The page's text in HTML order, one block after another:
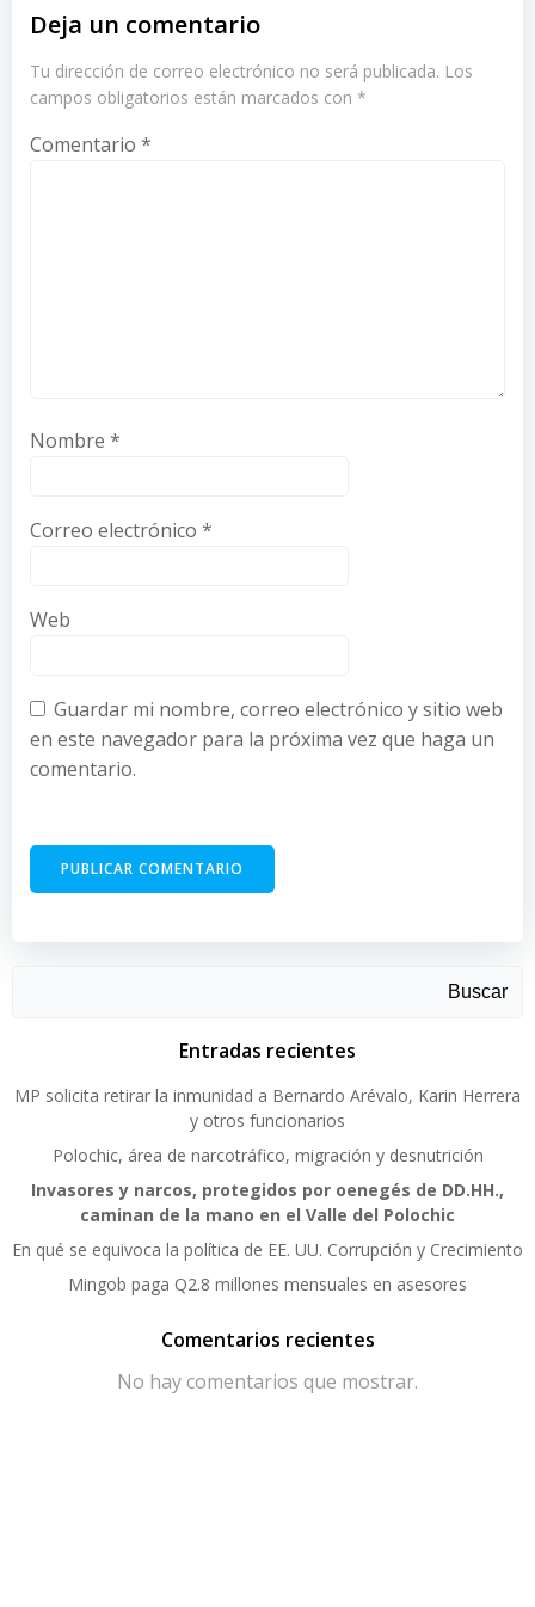
Deja un comentario
Tu dirección de correo electrónico no será publicada. Los
campos obligatorios están marcados con *
Comentario *
Nombre *
Correo electrónico *
Web
Guardar mi nombre, correo electrónico y sitio web
en este navegador para la próxima vez que haga un
comentario.
Buscar
Entradas recientes
MP solicita retirar la inmunidad a Bernardo Arévalo, Karin Herrera
y otros funcionarios
Polochic, área de narcotráfico, migración y desnutrición
Invasores y narcos, protegidos por oenegés de DD.HH.,
caminan de la mano en el Valle del Polochic
En qué se equivoca la política de EE. UU. Corrupción y Crecimiento
Mingob paga Q2.8 millones mensuales en asesores
Comentarios recientes
No hay comentarios que mostrar.